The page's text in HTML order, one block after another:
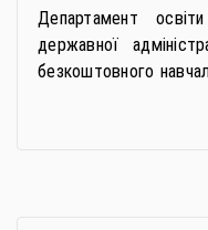
Департамент
державної
безкоштовного
закупівлях: як